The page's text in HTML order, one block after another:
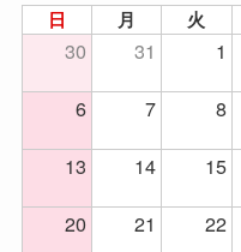
日 月 火
30 31 1
6
7 8
13
14 15
20
21 22